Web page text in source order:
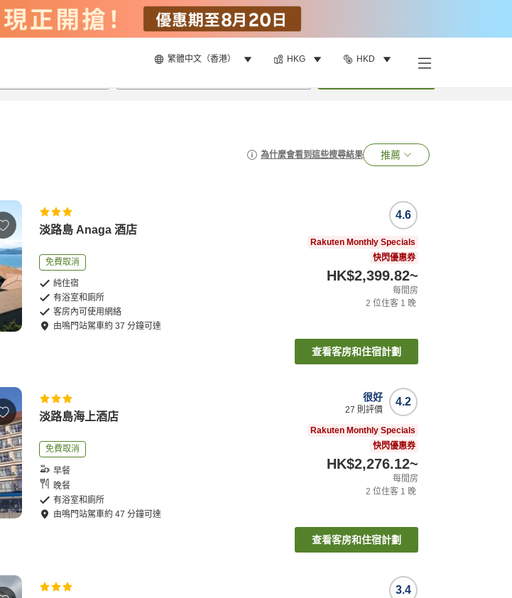
繁體中文（香港） HKG HKD
為什麼會看到這些搜尋結果 推薦
淡路島 Anaga 酒店
免費取消
純住宿
有浴室和廁所
客房內可使用網絡
由鳴門站駕車約37 分鐘可達
4.6
Rakuten Monthly Specials
快閃優惠券
HK$2,399.82~
每間房
2 位住客 1 晚
查看客房和住宿計劃
淡路島海上酒店
免費取消
早餐
晚餐
有浴室和廁所
由鳴門站駕車約47 分鐘可達
4.2
很好
27 則評價
Rakuten Monthly Specials
快閃優惠券
HK$2,276.12~
每間房
2 位住客 1 晚
查看客房和住宿計劃
3.4